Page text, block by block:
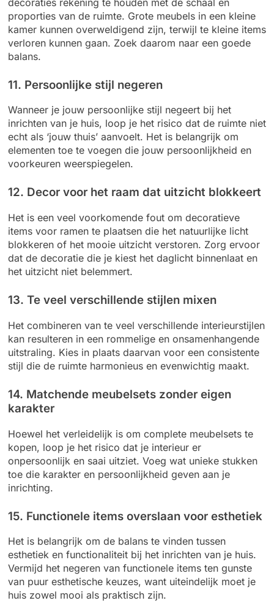
proporties van de ruimte. Grote meubels in een kleine
kamer kunnen overweldigend zijn, terwijl te kleine items
verloren kunnen gaan. Zoek daarom naar een goede
balans.
11. Persoonlijke stijl negeren
Wanneer je jouw persoonlijke stijl negeert bij het
inrichten van je huis, loop je het risico dat de ruimte niet
echt als ‘jouw thuis’ aanvoelt. Het is belangrijk om
elementen toe te voegen die jouw persoonlijkheid en
voorkeuren weerspiegelen.
12. Decor voor het raam dat uitzicht blokkeert
Het is een veel voorkomende fout om decoratieve
items voor ramen te plaatsen die het natuurlijke licht
blokkeren of het mooie uitzicht verstoren. Zorg ervoor
dat de decoratie die je kiest het daglicht binnenlaat en
het uitzicht niet belemmert.
13. Te veel verschillende stijlen mixen
Het combineren van te veel verschillende interieurstijlen
kan resulteren in een rommelige en onsamenhangende
uitstraling. Kies in plaats daarvan voor een consistente
stijl die de ruimte harmonieus en evenwichtig maakt.
14. Matchende meubelsets zonder eigen
karakter
Hoewel het verleidelijk is om complete meubelsets te
kopen, loop je het risico dat je interieur er
onpersoonlijk en saai uitziet. Voeg wat unieke stukken
toe die karakter en persoonlijkheid geven aan je
inrichting.
15. Functionele items overslaan voor esthetiek
Het is belangrijk om de balans te vinden tussen
esthetiek en functionaliteit bij het inrichten van je huis.
Vermijd het negeren van functionele items ten gunste
van puur esthetische keuzes, want uiteindelijk moet je
huis zowel mooi als praktisch zijn.